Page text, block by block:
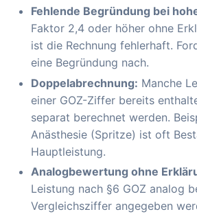
Fehlende Begründung bei
Faktor 2,4 oder höher ohne
ist die Rechnung fehlerhaft.
eine Begründung nach.
Doppelabrechnung: Manche
einer GOZ-Ziffer bereits
separat berechnet werden.
Anästhesie (Spritze) ist oft
Hauptleistung.
Analogbewertung ohne
Leistung nach §6 GOZ analog
Vergleichsziffer angegeben